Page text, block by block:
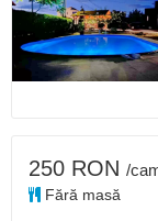
250 RON /
Fără masă